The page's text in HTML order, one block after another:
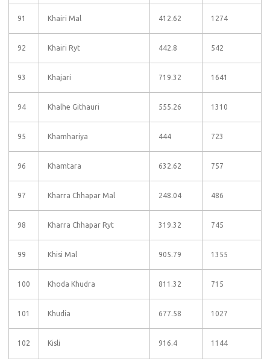
91 Khairi Mal 412.62 1274
92 Khairi Ryt 442.8 542
93 Khajari 719.32 1641
94 Khalhe Githauri 555.26 1310
95 Khamhariya 444 723
96 Khamtara 632.62 757
97 Kharra Chhapar Mal 248.04 486
98 Kharra Chhapar Ryt 319.32 745
99 Khisi Mal 905.79 1355
100 Khoda Khudra 811.32 715
101 Khudia 677.58 1027
102 Kisli 916.4 1144